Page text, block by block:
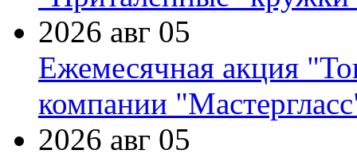
2026 авг 05
Ежемесячная акция
компании
2026 авг 05